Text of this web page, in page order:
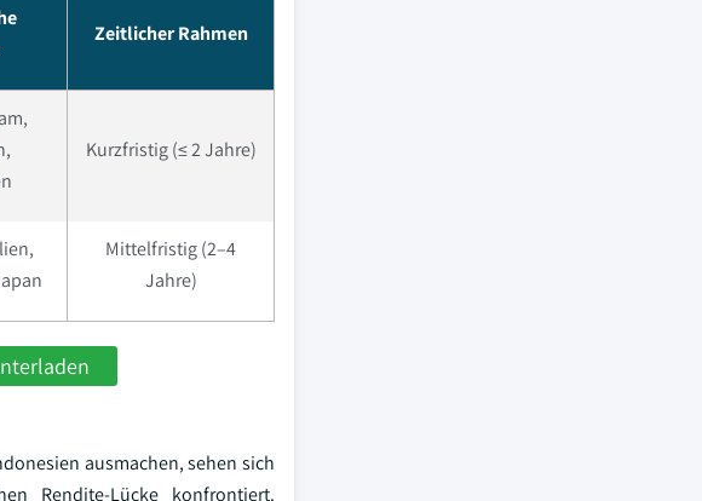
Zeitlicher Rahmen
Kurzfristig (≤ 2 Jahre)
Mittelfristig (2–4
Jahre)
ausmachen, sehen sich
Rendite-Lücke konfrontiert.